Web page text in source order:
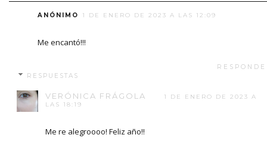
ANÓNIMO 1 DE ENERO DE 2023 A LAS 12:09
Me encantó!!!
RESPUESTAS
VERÓNICA FRÁGOLA
1 DE ENERO DE 2023 A
LAS 18:19
Me re alegroooo! Feliz año!!